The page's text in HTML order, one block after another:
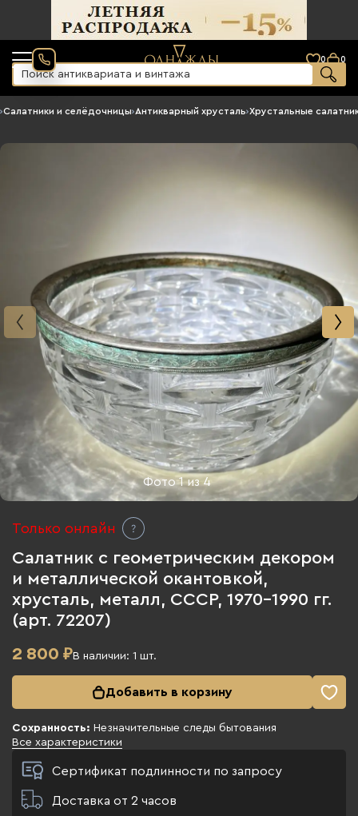
0 0
›Салатники и селёдочницы›Антикварный хрусталь›Хрустальные
Фото1из 4
Только онлайн
Салатник с геометрическим декором
и металлической окантовкой,
хрусталь, металл, СССР, 1970-1990 гг.
(арт. 72207)
2 800 ₽В наличии: 1 шт.
Добавить в корзину
Сохранность: Незначительные следы бытования
Все характеристики
Сертификат подлинности по запросу
Доставка от 2 часов